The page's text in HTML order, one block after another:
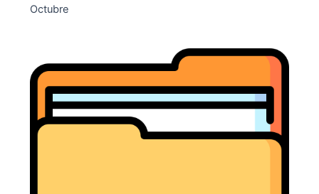
Octubre